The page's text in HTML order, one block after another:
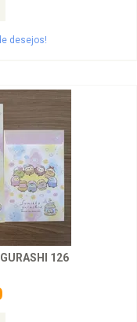
desejos!
GURASHI 126